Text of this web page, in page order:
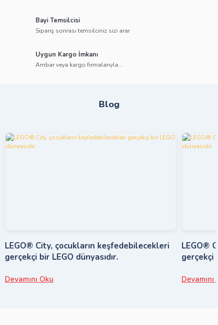
Bayi Temsilcisi
Sipariş sonrası temsilciniz sizi arar
Uygun Kargo İmkanı
Ambar veya kargo firmalarıyla...
Blog
LEGO® City, çocukların keşfedebilecekleri
gerçekçi bir LEGO dünyasıdır.
Devamını Oku
LEGO®
gerçekçi
Devamını